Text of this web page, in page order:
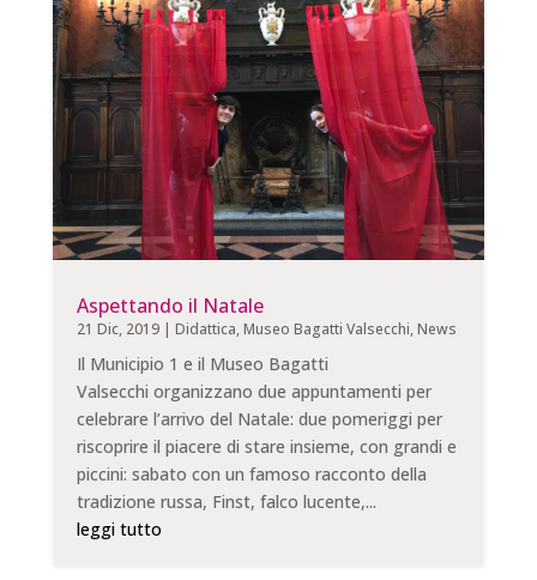
Aspettando il Natale
21 Dic, 2019| Didattica,Museo Bagatti Valsecchi,News
Il Municipio 1 e il Museo Bagatti
Valsecchi organizzano due appuntamenti per
celebrare l’arrivo del Natale: due pomeriggi per
riscoprire il piacere di stare insieme, con grandi e
piccini: sabato con un famoso racconto della
tradizione russa, Finst, falco lucente,...
leggi tutto